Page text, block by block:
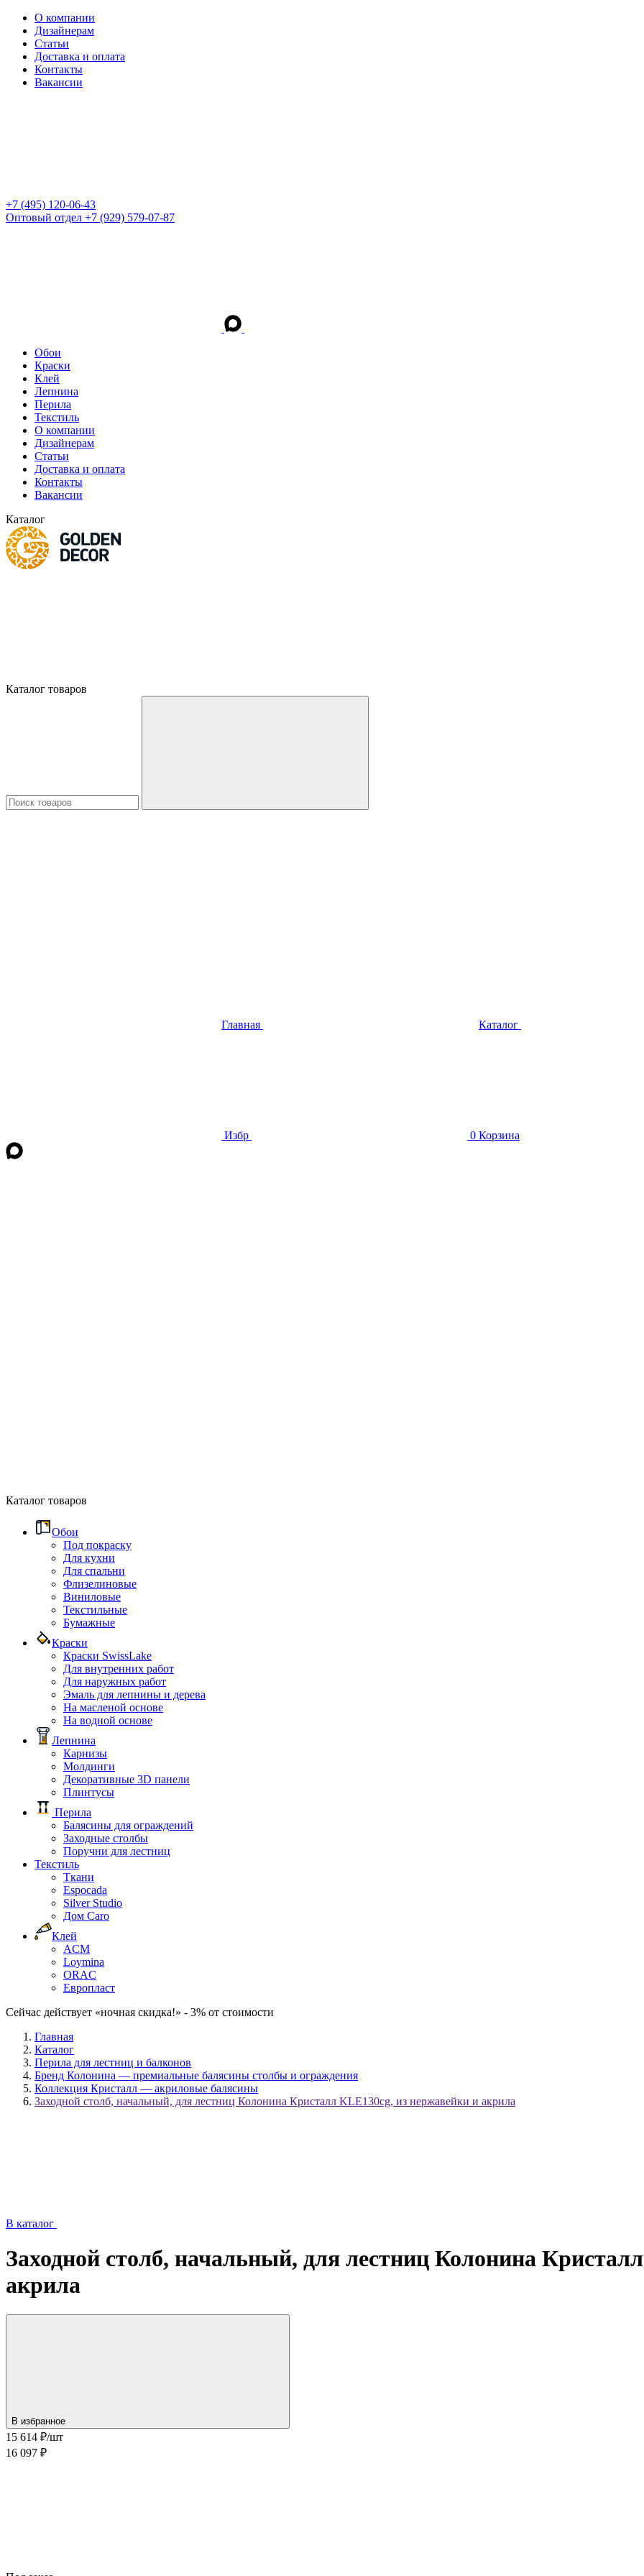
О компании
Дизайнерам
Статьи
Доставка и оплата
Контакты
Вакансии
+7 (495) 120-06-43
Оптовый отдел +7 (929) 579-07-87
Обои
Краски
Клей
Лепнина
Перила
Текстиль
О компании
Дизайнерам
Статьи
Доставка и оплата
Контакты
Вакансии
Каталог
Каталог товаров
Главная Каталог
Избр 0 Корзина
Каталог товаров
Обои
Под покраску
Для кухни
Для спальни
Флизелиновые
Виниловые
Текстильные
Бумажные
Краски
Краски SwissLake
Для внутренних работ
Для наружных работ
Эмаль для лепнины и дерева
На масленой основе
На водной основе
Лепнина
Карнизы
Молдинги
Декоративные 3D панели
Плинтусы
Перила
Балясины для ограждений
Заходные столбы
Поручни для лестниц
Текстиль
Ткани
Espocada
Silver Studio
Дом Caro
Клей
ACM
Loymina
ORAC
Европласт
Сейчас действует «ночная скидка!» - 3% от стоимости
Главная
Каталог
Перила для лестниц и балконов
Бренд Колонина — премиальные балясины столбы и ограждения
Коллекция Кристалл — акриловые балясины
Заходной столб, начальный, для лестниц Колонина Кристалл KLE130cg, из нержавейки и акрила
В каталог
Заходной столб, начальный, для лестниц Колонина
акрила
В избранное
15 614 ₽/шт
16 097 ₽